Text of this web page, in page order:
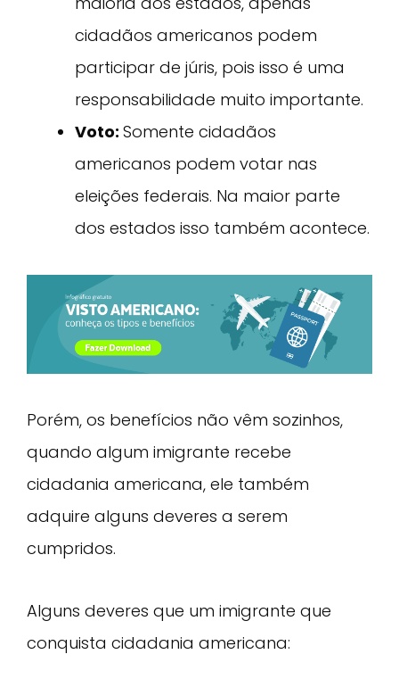
cidadãos americanos podem
participar de júris, pois isso é uma
responsabilidade muito importante.
Voto: Somente cidadãos
americanos podem votar nas
eleições federais. Na maior parte
dos estados isso também acontece.
Porém, os benefícios não vêm sozinhos,
quando algum imigrante recebe
cidadania americana, ele também
adquire alguns deveres a serem
cumpridos.
Alguns deveres que um imigrante que
conquista cidadania americana: